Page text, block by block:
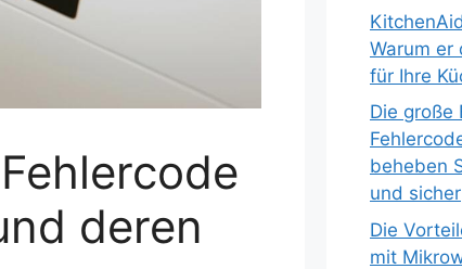
deren
Warum er
für Ihre
Die große
beheben
und sicher
Die
mit